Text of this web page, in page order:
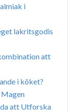
i
lakritsgodis
att
i köket?
att Utforska